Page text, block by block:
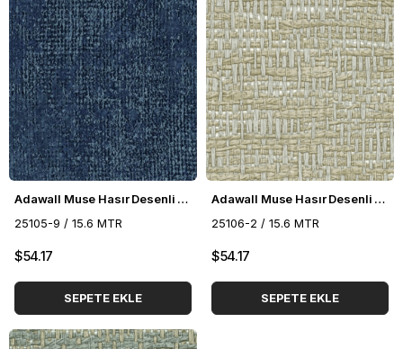
Adawall Muse Hasır Desenli Duvar Kağıdı 25105-9
25105-9 / 15.6 MTR
$54.17
SEPETE EKLE
Adawall Muse Hasır Desenli Duvar Kağıdı 25106-2
25106-2 / 15.6 MTR
$54.17
SEPETE EKLE